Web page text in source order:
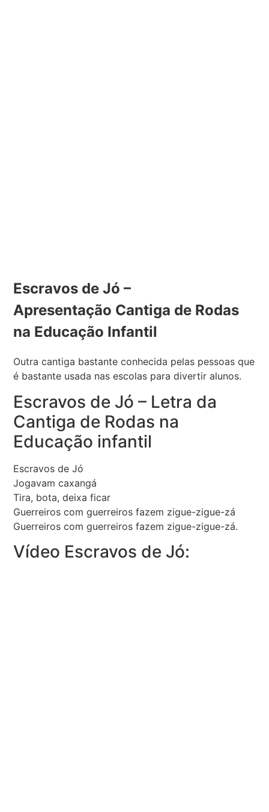
Escravos de Jó –
Apresentação Cantiga de Rodas
na Educação Infantil
Outra cantiga bastante conhecida pelas pessoas que
é bastante usada nas escolas para divertir alunos.
Escravos de Jó – Letra da
Cantiga de Rodas na
Educação infantil
Escravos de Jó
Jogavam caxangá
Tira, bota, deixa ficar
Guerreiros com guerreiros fazem zigue-zigue-zá
Guerreiros com guerreiros fazem zigue-zigue-zá.
Vídeo Escravos de Jó: